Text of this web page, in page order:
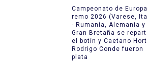
Campeonato de
remo 2026 (Varese,
- Rumanía, Alemania y
Gran Bretaña se
el botín y Caetano
Rodrigo Conde fueron
plata